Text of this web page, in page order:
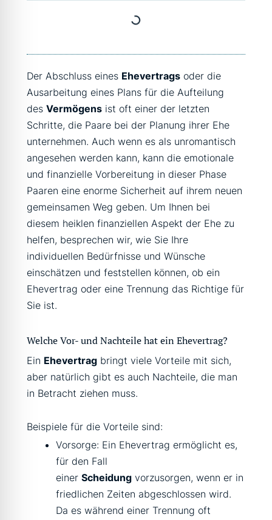
Der Abschluss eines Ehevertrags oder die
Ausarbeitung eines Plans für die Aufteilung
desVermögens ist oft einer der letzten
Schritte, die Paare bei der Planung ihrer Ehe
unternehmen. Auch wenn es als unromantisch
angesehen werden kann, kann die emotionale
und finanzielle Vorbereitung in dieser Phase
Paaren eine enorme Sicherheit auf ihrem neuen
gemeinsamen Weg geben. Um Ihnen bei
diesem heiklen finanziellen Aspekt der Ehe zu
helfen, besprechen wir, wie Sie Ihre
individuellen Bedürfnisse und Wünsche
einschätzen und feststellen können, ob ein
Ehevertrag oder eine Trennung das Richtige für
Sie ist.
Welche Vor- und Nachteile hat ein Ehevertrag?
Ein Ehevertrag bringt viele Vorteile mit sich,
aber natürlich gibt es auch Nachteile, die man
in Betracht ziehen muss.
Beispiele für die Vorteile sind:
Vorsorge: Ein Ehevertrag ermöglicht es,
für den Fall
einerScheidung vorzusorgen, wenn er in
friedlichen Zeiten abgeschlossen wird.
Da es während einer Trennung oft